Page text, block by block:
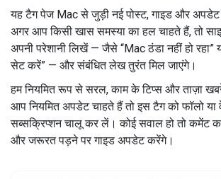
यह टैग पेज Mac से जुड़ी नई पोस्ट, गाइड और अपडेट
अगर आप किसी खास समस्या का हल चाहते हैं, तो
अपनी परेशानी लिखें — जैसे “Mac ठंडा नहीं हो रहा”
सेट करें” — और संबंधित लेख तुरंत मिल जाएंगे।
हम नियमित रूप से सरल, काम के टिप्स और ताज़ा
आप नियमित अपडेट चाहते हैं तो इस टैग को फॉलो
सब्सक्रिप्शन चालू कर लें। कोई सवाल हो तो कमेंट
और जरूरत पड़ने पर गाइड अपडेट करेंगे।